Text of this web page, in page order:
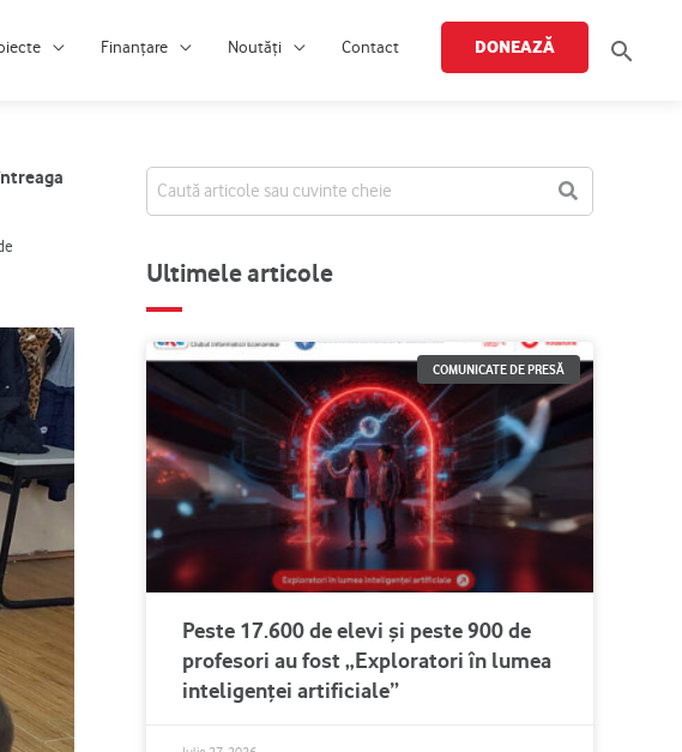
Finanțare Noutăți Contact DONEAZĂ
Ultimele articole
COMUNICATE DE PRESĂ
Peste 17.600 de elevi și peste 900 de
profesori au fost „Exploratori în lumea
inteligenței artificiale”